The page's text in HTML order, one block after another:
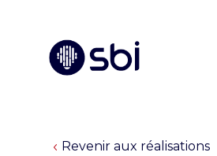
Revenir aux réalisations